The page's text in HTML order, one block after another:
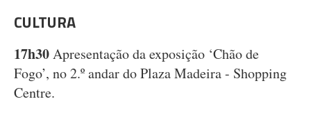
CULTURA
17h30Apresentação da exposição ‘Chão de
Fogo’, no 2.º andar do Plaza Madeira - Shopping
Centre.